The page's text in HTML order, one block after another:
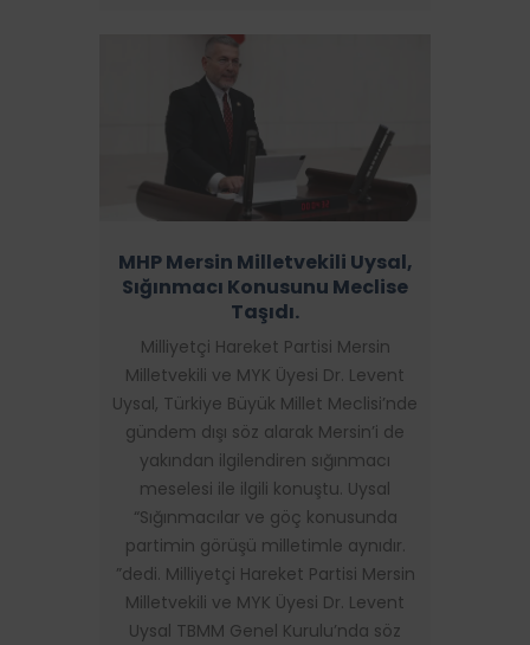
MHP Mersin Milletvekili Uysal,
Sığınmacı Konusunu Meclise
Taşıdı.
Milliyetçi Hareket Partisi Mersin
Milletvekili ve MYK Üyesi Dr. Levent
Uysal, Türkiye Büyük Millet Meclisi’nde
gündem dışı söz alarak Mersin’i de
yakından ilgilendiren sığınmacı
meselesi ile ilgili konuştu. Uysal
“Sığınmacılar ve göç konusunda
partimin görüşü milletimle aynıdır.
”dedi. Milliyetçi Hareket Partisi Mersin
Milletvekili ve MYK Üyesi Dr. Levent
Uysal TBMM Genel Kurulu’nda söz